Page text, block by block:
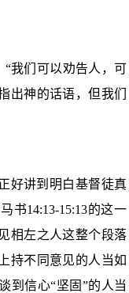
“我们可以劝告人，可
出神的话语，但我们
好讲到明白基督徒真
书14:13-15:13的这一
相左之人这整个段落
持不同意见的人当如
到信心“坚固”的人当